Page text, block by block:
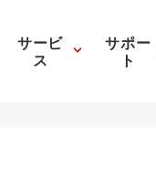
サービ
ス
サポー
ト